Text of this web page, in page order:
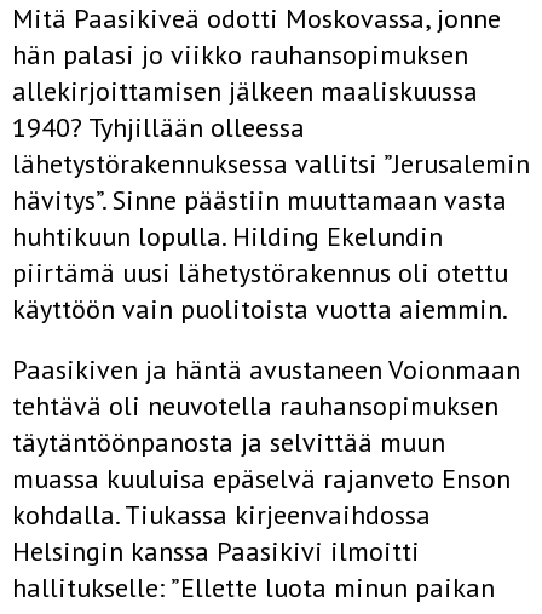
Mitä Paasikiveä odotti Moskovassa, jonne
hän palasi jo viikko rauhansopimuksen
allekirjoittamisen jälkeen maaliskuussa
1940? Tyhjillään olleessa
lähetystörakennuksessa vallitsi ”Jerusalemin
hävitys”. Sinne päästiin muuttamaan vasta
huhtikuun lopulla. Hilding Ekelundin
piirtämä uusi lähetystörakennus oli otettu
käyttöön vain puolitoista vuotta aiemmin.
Paasikiven ja häntä avustaneen Voionmaan
tehtävä oli neuvotella rauhansopimuksen
täytäntöönpanosta ja selvittää muun
muassa kuuluisa epäselvä rajanveto Enson
kohdalla. Tiukassa kirjeenvaihdossa
Helsingin kanssa Paasikivi ilmoitti
hallitukselle: ”Ellette luota minun paikan